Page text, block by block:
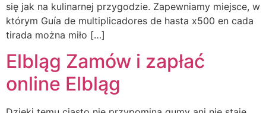
się jak na kulinarnej przygodzie. Zapewniamy miejsce, w
którym Guía de multiplicadores de hasta x500 en cada
tirada można miło […]
Elbląg Zamów i zapłać
online Elbląg